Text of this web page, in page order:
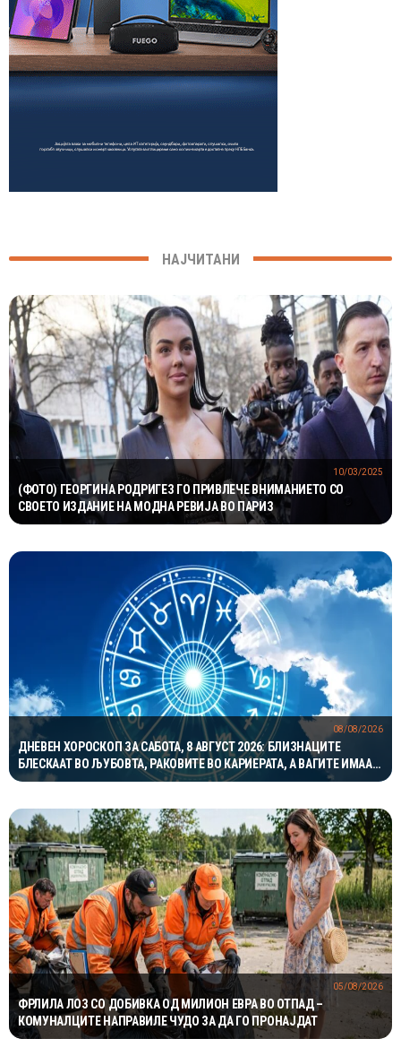
НАЈЧИТАНИ
(ФОТО) ГЕОРГИНА РОДРИГЕЗ ГО ПРИВЛЕЧЕ ВНИМАНИЕТО СО
СВОЕТО ИЗДАНИЕ НА МОДНА РЕВИЈА ВО ПАРИЗ
10/03/2025
ДНЕВЕН ХОРОСКОП ЗА САБОТА, 8 АВГУСТ 2026: БЛИЗНАЦИТЕ
БЛЕСКААТ ВО ЉУБОВТА, РАКОВИТЕ ВО КАРИЕРАТА, А ВАГИТЕ ИМААТ
ОДЛИЧЕН ДЕН ЗА ХАРМОНИЈА
08/08/2026
ФРЛИЛА ЛОЗ СО ДОБИВКА ОД МИЛИОН ЕВРА ВО ОТПАД –
КОМУНАЛЦИТЕ НАПРАВИЛЕ ЧУДО ЗА ДА ГО ПРОНАЈДАТ
05/08/2026